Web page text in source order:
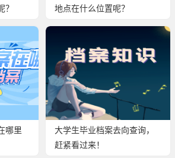
？
地点在什么位置呢？
哪里
大学生毕业档案去向查询，
赶紧看过来！